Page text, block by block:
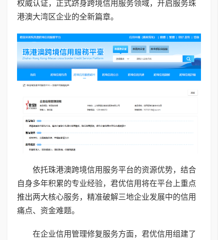
权威认证，正式跻身跨境信用服务领域，开启服务珠
港澳大湾区企业的全新篇章。
依托珠港澳跨境信用服务平台的资源优势，结合
自身多年积累的专业经验，君优信用将在平台上重点
推出两大核心服务，精准破解三地企业发展中的信用
痛点、资金难题。
在企业信用管理修复服务方面，君优信用组建了